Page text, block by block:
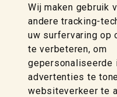
Wij maken gebruik
andere tracking-
uw surfervaring op
te verbeteren, om
gepersonaliseerde
advertenties te
websiteverkeer te
zwolle@weidelco.nl